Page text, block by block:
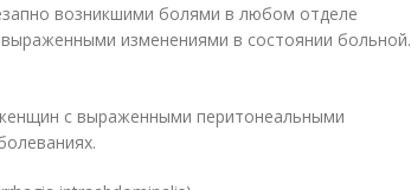
возникшими болями в любом отделе
изменениями в состоянии больной.
с выраженными перитонеальными